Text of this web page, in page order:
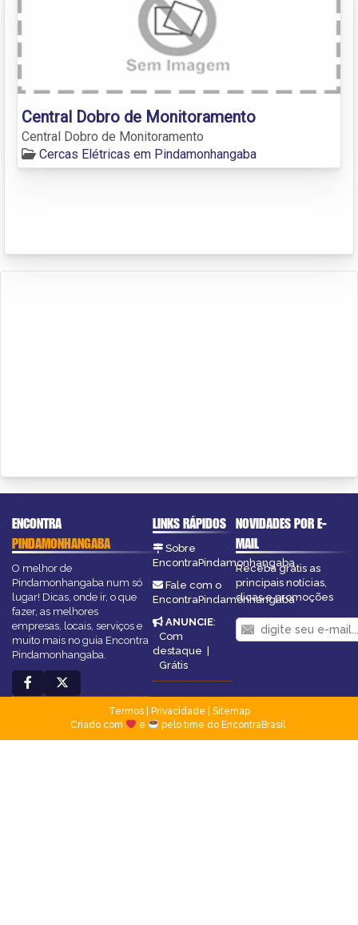
Central Dobro de Monitoramento
Central Dobro de Monitoramento
Cercas Elétricas em Pindamonhangaba
ENCONTRA
PINDAMONHANGABA
O melhor de
Pindamonhangaba num só
lugar! Dicas, onde ir, o que
fazer, as melhores
empresas, locais, serviços e
muito mais no guia Encontra
Pindamonhangaba.
LINKS RÁPIDOS
Sobre
EncontraPindamonhangaba
Fale com o
EncontraPindamonhangaba
ANUNCIE:
Com
destaque |
Grátis
NOVIDADES POR E-
MAIL
Receba grátis as
principais notícias,
dicas e promoções
Termos| Privacidade
Sitemap
Criado com
e pelo time do EncontraBrasil